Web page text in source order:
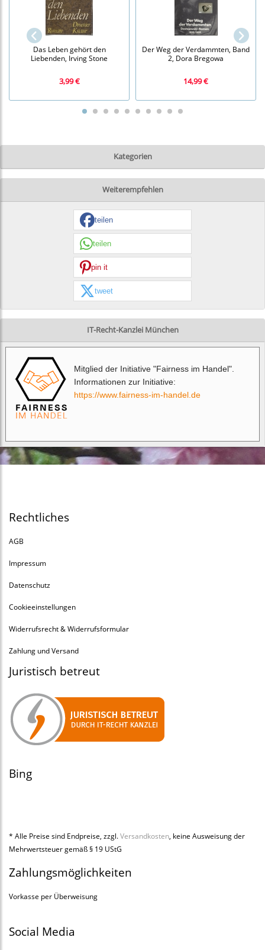
Kategorien
Das Leben gehört den
Liebenden, Irving Stone
3,99 €
Der Weg der Verdammten, Band
2, Dora Bregowa
14,99 €
Weiterempfehlen
teilen
teilen
pin it
tweet
IT-Recht-Kanzlei München
Mitglied der Initiative "Fairness im Handel".
Informationen zur Initiative:
https://www.fairness-im-handel.de
Rechtliches
AGB
Impressum
Datenschutz
Cookieeinstellungen
Widerrufsrecht & Widerrufsformular
Zahlung und Versand
Juristisch betreut
Bing
* Alle Preise sind Endpreise, zzgl.Versandkosten, keine Ausweisung der
Mehrwertsteuer gemäß § 19 UStG
Zahlungsmöglichkeiten
Vorkasse per Überweisung
Social Media